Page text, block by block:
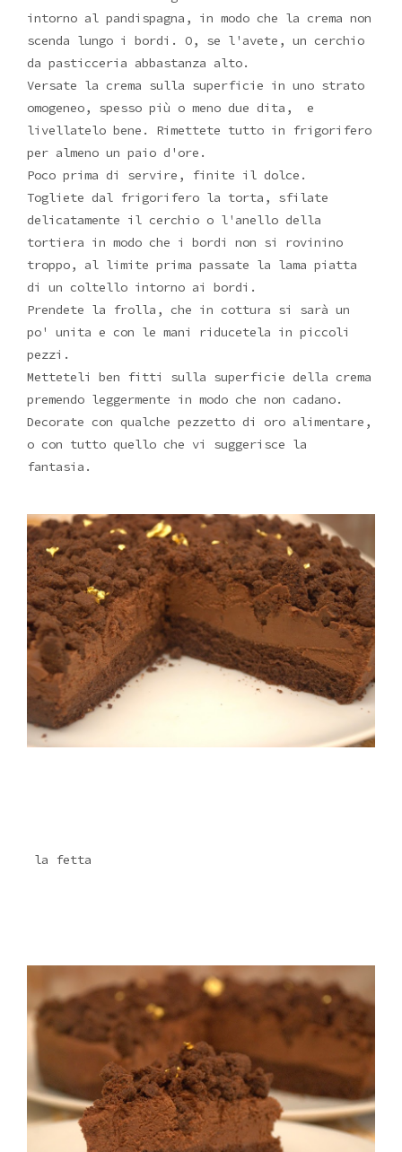
intorno al pandispagna, in modo che la crema non
scenda lungo i bordi. O, se l'avete, un cerchio
da pasticceria abbastanza alto.
Versate la crema sulla superficie in uno strato
omogeneo, spesso più o meno due dita, e
livellatelo bene. Rimettete tutto in frigorifero
per almeno un paio d'ore.
Poco prima di servire, finite il dolce.
Togliete dal frigorifero la torta, sfilate
delicatamente il cerchio o l'anello della
tortiera in modo che i bordi non si rovinino
troppo, al limite prima passate la lama piatta
di un coltello intorno ai bordi.
Prendete la frolla, che in cottura si sarà un
po' unita e con le mani riducetela in piccoli
pezzi.
Metteteli ben fitti sulla superficie della crema
premendo leggermente in modo che non cadano.
Decorate con qualche pezzetto di oro alimentare,
o con tutto quello che vi suggerisce la
fantasia.
la fetta